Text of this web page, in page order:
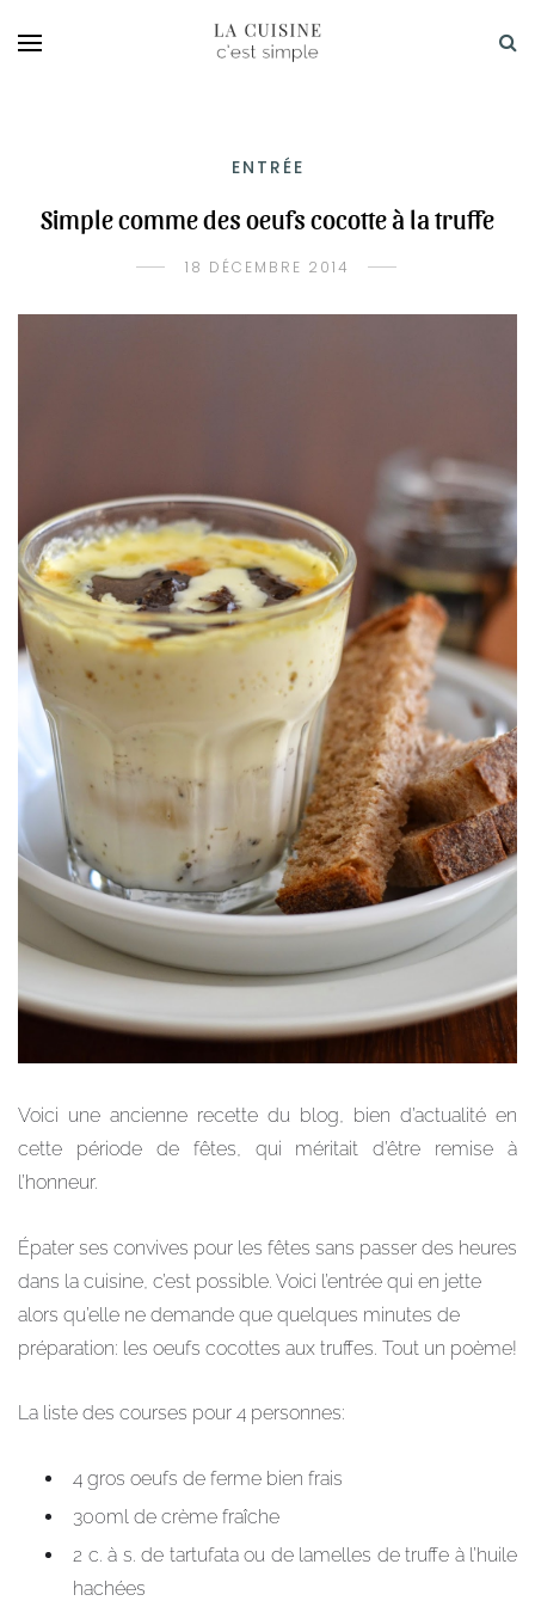
ENTRÉE
Simple comme des oeufs cocotte à la truffe
18 DÉCEMBRE 2014
Voici une ancienne recette du blog, bien d’actualité en
cette période de fêtes, qui méritait d’être remise à
l’honneur.
Épater ses convives pour les fêtes sans passer des heures
dans la cuisine, c’est possible. Voici l’entrée qui en jette
alors qu’elle ne demande que quelques minutes de
préparation: les oeufs cocottes aux truffes. Tout un poème!
La liste des courses pour 4 personnes:
4 gros oeufs de ferme bien frais
300ml de crème fraîche
2 c. à s. de tartufata ou de lamelles de truffe à l’huile
hachées